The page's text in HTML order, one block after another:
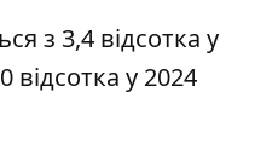
з 3,4 відсотка у
відсотка у 2024